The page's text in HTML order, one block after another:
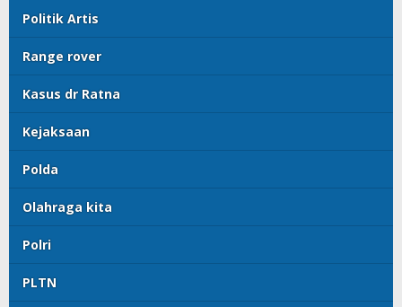
Politik Artis
Range rover
Kasus dr Ratna
Kejaksaan
Polda
Olahraga kita
Polri
PLTN